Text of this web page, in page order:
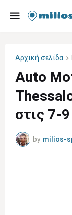
Αρχική σελίδα
Auto
στις 7-
by milios-